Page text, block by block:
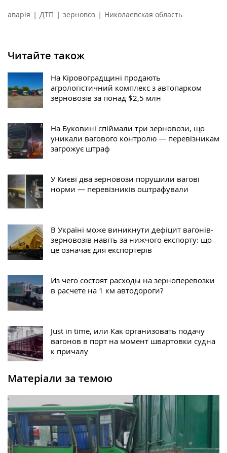
аварія | ДТП | зерновоз | Николаевская область
Читайте також
На Кіровоградщині продають
агрологістичний комплекс з автопарком
зерновозів за понад $2,5 млн
На Буковині спіймали три зерновози, що
уникали вагового контролю — перевізникам
загрожує штраф
У Києві два зерновози порушили вагові
норми — перевізників оштрафували
В Україні може виникнути дефіцит вагонів-
зерновозів навіть за нижчого експорту: що
це означає для експортерів
Из чего состоят расходы на зерноперевозки
в расчете на 1 км автодороги?
Just in time, или Как организовать подачу
вагонов в порт на момент швартовки судна
к причалу
Матеріали за темою